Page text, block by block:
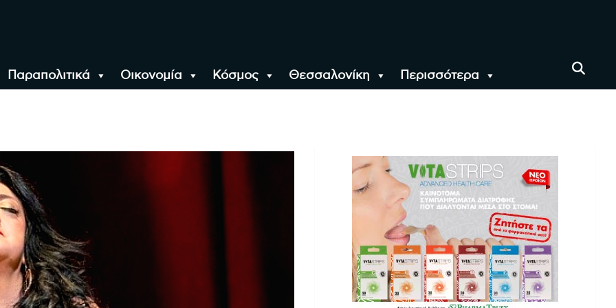
Παραπολιτικά Οικονομία Κόσμος Θεσσαλονίκη Περισσότερα